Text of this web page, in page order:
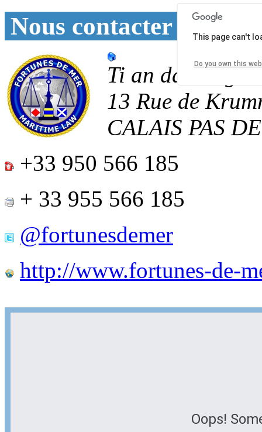
Nous contacter
Ti an
13 Rue de
CALAIS PAS
+33 950 566 185
+ 33 955 566 185
@fortunesdemer
http://www.fortunes-de-
Oops!
This page can't
Do you own this